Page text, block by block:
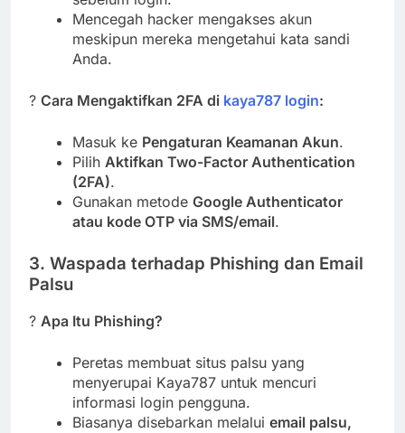
Mencegah hacker mengakses akun
meskipun mereka mengetahui kata sandi
Anda.
? Cara Mengaktifkan 2FA di kaya787 login:
Masuk ke Pengaturan Keamanan Akun.
Pilih Aktifkan Two-Factor Authentication
(2FA).
Gunakan metode Google Authenticator
atau kode OTP via SMS/email.
3. Waspada terhadap Phishing dan Email
Palsu
? Apa Itu Phishing?
Peretas membuat situs palsu yang
menyerupai Kaya787 untuk mencuri
informasi login pengguna.
Biasanya disebarkan melalui email palsu,